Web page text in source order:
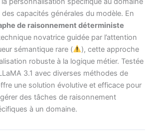
capacités générales du modèle. En
de raisonnement déterministe
novatrice guidée par l’attention
sémantique rare (
), cette approche
robuste à la logique métier. Testée
3.1 avec diverses méthodes de
une solution évolutive et efficace pour
des tâches de raisonnement
à un domaine.